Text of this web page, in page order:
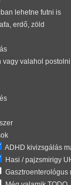
lehetne futni is
erdő, zöld
vagy valahol
ADHD kivizsgálás
Hasi / pajzsmirigy
Gasztroenterológus